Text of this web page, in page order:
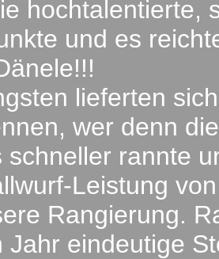
hochtalentierte,
und es
lieferten
wer denn
schneller rannte
Leistung
Rangierung.
Jahr eindeutige